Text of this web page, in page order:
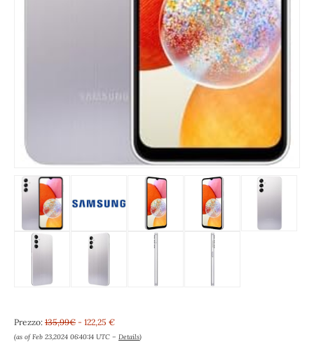
Prezzo: 135,99€ - 122,25 €
(as of Feb 23,2024 06:40:14 UTC – Details)